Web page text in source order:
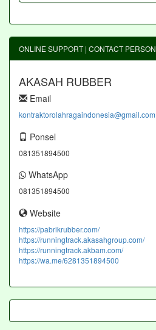
ONLINE SUPPORT | CONTACT PERSON
AKASAH RUBBER
Email
kontraktorolahragaindonesia@gmail.com
Ponsel
081351894500
WhatsApp
081351894500
Website
https://pabrikrubber.com/
https://runningtrack.akasahgroup.com/
https://runningtrack.akbam.com/
https://wa.me/6281351894500